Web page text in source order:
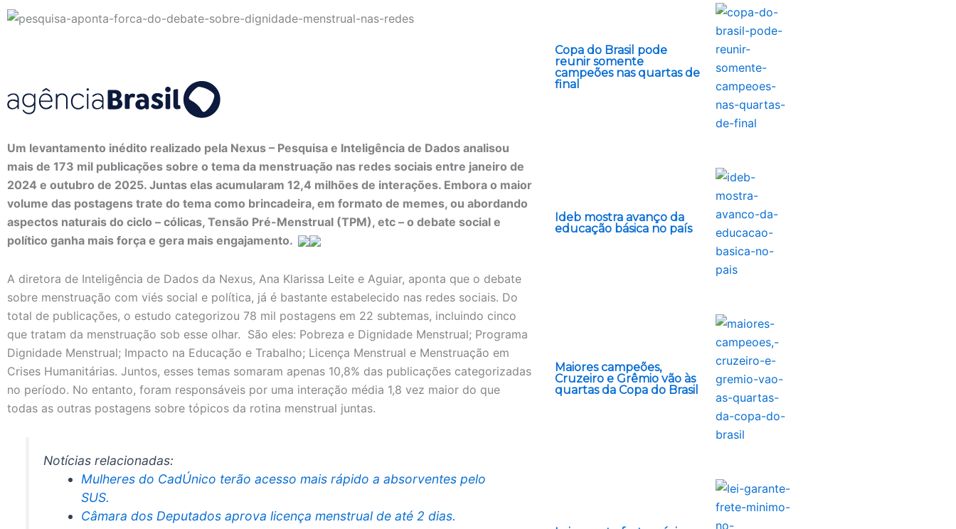
Um levantamento inédito realizado pela Nexus – Pesquisa e Inteligência de Dados analisou
mais de 173 mil publicações sobre o tema da menstruação nas redes sociais entre janeiro de
2024 e outubro de 2025. Juntas elas acumularam 12,4 milhões de interações. Embora o maior
volume das postagens trate do tema como brincadeira, em formato de memes, ou abordando
aspectos naturais do ciclo – cólicas, Tensão Pré-Menstrual (TPM), etc – o debate social e
político ganha mais força e gera mais engajamento.
A diretora de Inteligência de Dados da Nexus, Ana Klarissa Leite e Aguiar, aponta que o debate
sobre menstruação com viés social e política, já é bastante estabelecido nas redes sociais. Do
total de publicações, o estudo categorizou 78 mil postagens em 22 subtemas, incluindo cinco
que tratam da menstruação sob esse olhar. São eles: Pobreza e Dignidade Menstrual; Programa
Dignidade Menstrual; Impacto na Educação e Trabalho; Licença Menstrual e Menstruação em
Crises Humanitárias. Juntos, esses temas somaram apenas 10,8% das publicações categorizadas
no período. No entanto, foram responsáveis por uma interação média 1,8 vez maior do que
todas as outras postagens sobre tópicos da rotina menstrual juntas.
Notícias relacionadas:
Mulheres do CadÚnico terão acesso mais rápido a absorventes pelo
SUS.
Câmara dos Deputados aprova licença menstrual de até 2 dias.
Copa do Brasil pode
reunir somente
campeões nas quartas de
final
Ideb mostra avanço da
educação básica no país
Maiores campeões,
Cruzeiro e Grêmio vão às
quartas da Copa do Brasil